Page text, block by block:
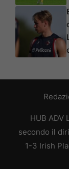
HUB ADV
secondo il
1-3 Irish